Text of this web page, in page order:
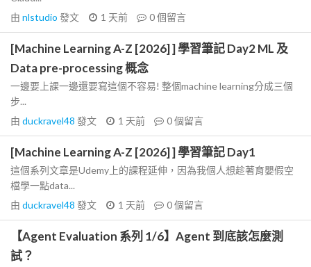
由 nlstudio 發文 1 天前 0個留言
[Machine Learning A-Z [2026] ] 學習筆記 Day2 ML 及
Data pre-processing 概念
一邊要上課一邊還要寫這個不容易! 整個machine learning分成三個
步...
由 duckravel48 發文 1 天前 0個留言
[Machine Learning A-Z [2026] ] 學習筆記 Day1
這個系列文章是Udemy上的課程延伸，因為我個人想趁著育嬰假空
檔學一點data...
由 duckravel48 發文 1 天前 0個留言
【Agent Evaluation 系列 1/6】Agent 到底該怎麼測
試？